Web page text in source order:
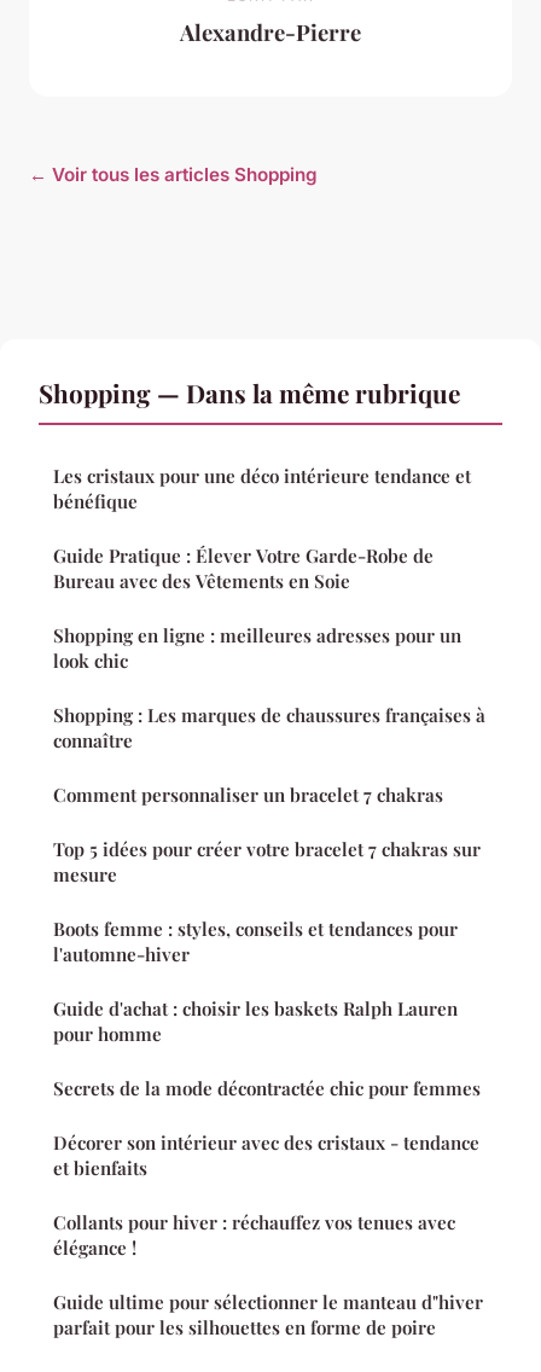
Alexandre-Pierre
← Voir tous les articles Shopping
Shopping — Dans la même rubrique
Les cristaux pour une déco intérieure tendance et
bénéfique
Guide Pratique : Élever Votre Garde-Robe de
Bureau avec des Vêtements en Soie
Shopping en ligne : meilleures adresses pour un
look chic
Shopping : Les marques de chaussures françaises à
connaître
Comment personnaliser un bracelet 7 chakras
Top 5 idées pour créer votre bracelet 7 chakras sur
mesure
Boots femme : styles, conseils et tendances pour
l'automne-hiver
Guide d'achat : choisir les baskets Ralph Lauren
pour homme
Secrets de la mode décontractée chic pour femmes
Décorer son intérieur avec des cristaux - tendance
et bienfaits
Collants pour hiver : réchauffez vos tenues avec
élégance !
Guide ultime pour sélectionner le manteau d"hiver
parfait pour les silhouettes en forme de poire